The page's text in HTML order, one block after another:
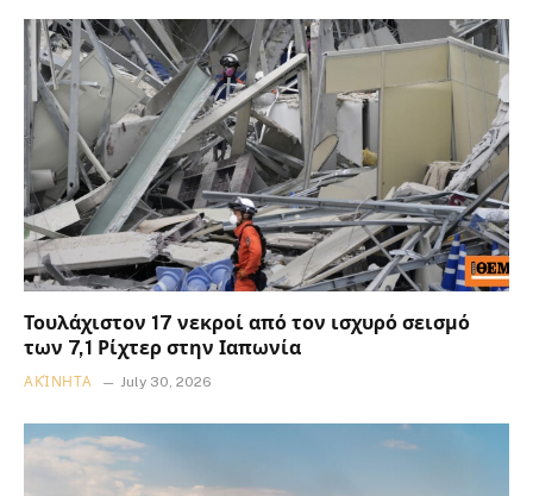
Τουλάχιστον 17 νεκροί από τον ισχυρό σεισμό
των 7,1 Ρίχτερ στην Ιαπωνία
ΑΚΊΝΗΤΑ July 30, 2026